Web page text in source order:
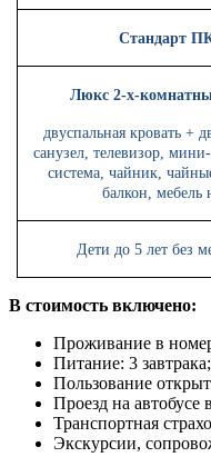
Стандарт
Люкс 2-х-
двуспальная кровать +
санузел, телевизор,
система, чайник,
балкон, мебель
Дети до 5 лет без
В стоимость включено:
Проживание в
Питание: 3 завтрака;
Пользование
Проезд на автобусе
Транспортная
Экскурсии,